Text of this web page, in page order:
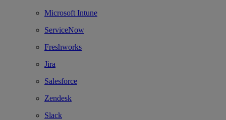
Microsoft Intune
ServiceNow
Freshworks
Jira
Salesforce
Zendesk
Slack